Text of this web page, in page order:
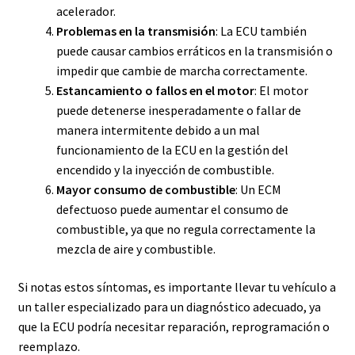
acelerador.
Problemas en la transmisión: La ECU también
puede causar cambios erráticos en la transmisión o
impedir que cambie de marcha correctamente.
Estancamiento o fallos en el motor: El motor
puede detenerse inesperadamente o fallar de
manera intermitente debido a un mal
funcionamiento de la ECU en la gestión del
encendido y la inyección de combustible.
Mayor consumo de combustible: Un ECM
defectuoso puede aumentar el consumo de
combustible, ya que no regula correctamente la
mezcla de aire y combustible.
Si notas estos síntomas, es importante llevar tu vehículo a
un taller especializado para un diagnóstico adecuado, ya
que la ECU podría necesitar reparación, reprogramación o
reemplazo.